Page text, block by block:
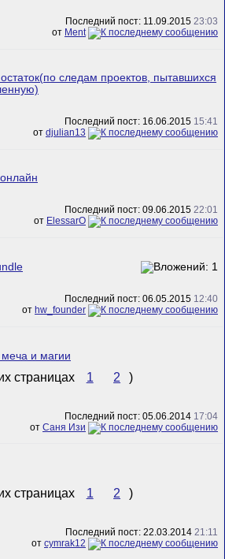
Последний пост: 11.09.2015 23:03
от Ment
следам проектов, пытавшихся
Последний пост: 16.06.2015 15:41
от djulian13
Последний пост: 09.06.2015 22:01
от ElessarO
Последний пост: 06.05.2015 12:40
от hw_founder
и магии
1 2 )
Последний пост: 05.06.2014 17:04
от Саня Изи
1 2 )
Последний пост: 22.03.2014 21:11
от cymrak12